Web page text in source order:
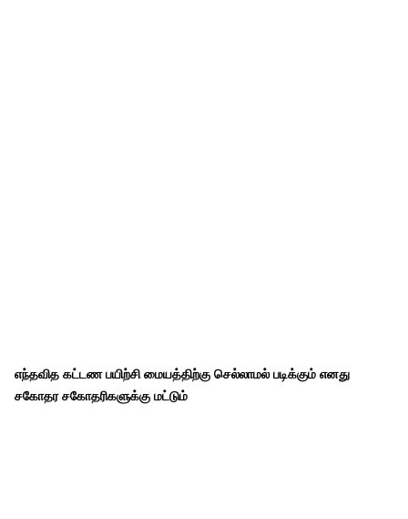
எந்தவித கட்டண பயிற்சி மையத்திற்கு செல்லாமல் படிக்கும் எனது
சகோதர சகோதரிகளுக்கு மட்டும்